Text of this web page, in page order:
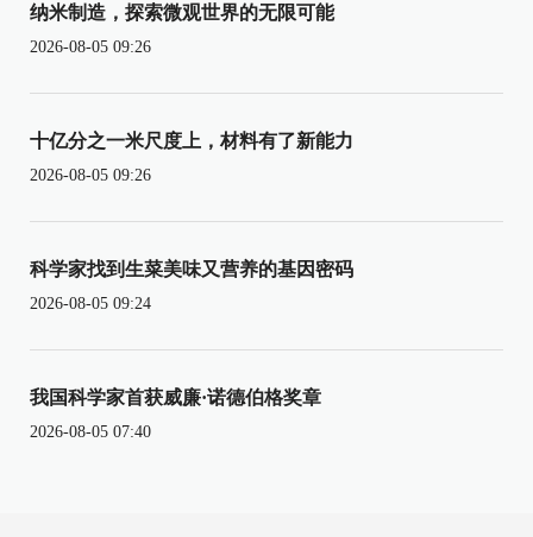
纳米制造，探索微观世界的无限可能
2026-08-05 09:26
十亿分之一米尺度上，材料有了新能力
2026-08-05 09:26
科学家找到生菜美味又营养的基因密码
2026-08-05 09:24
我国科学家首获威廉·诺德伯格奖章
2026-08-05 07:40